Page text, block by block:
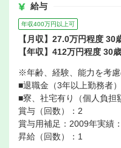
給与
年収400万円以上可
【月収】27.0万円程度 30
【年収】412万円程度 30
※年齢、経験、能力を考慮
■退職金（3年以上勤務者）
■寮、社宅有り（個人負担
賞与（回数）：2
賞与用補足：2009年実績
昇給（回数）：1